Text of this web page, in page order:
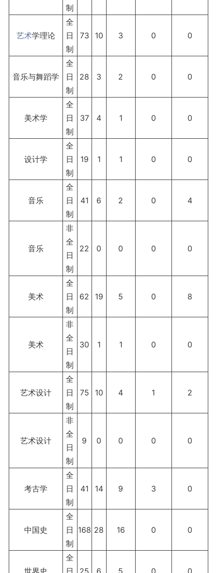
制
艺术学理论
全
日
制
73 10 3 0 0
音乐与舞蹈学
全
日
制
28 3 2 0 0
美术学
全
日
制
37 4 1 0 0
设计学
全
日
制
19 1 1 0 0
音乐
全
日
制
41 6 2 0 4
音乐
非
全
日
制
22 0 0 0 0
美术
全
日
制
62 19 5 0 8
美术
非
全
日
制
30 1 1 0 0
艺术设计
全
日
制
75 10 4 1 2
艺术设计
非
全
日
制
9 0 0 0 0
考古学
全
日
制
41 14 9 3 0
中国史
全
日
制
168 28 16 0 0
全